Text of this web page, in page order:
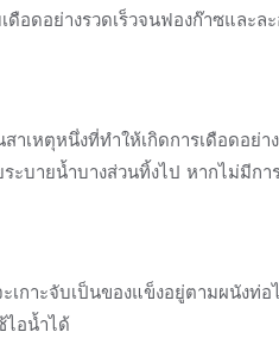
ดอย่างรวดเร็วจนฟองก๊าซและ
เหตุหนึ่งที่ทำให้เกิดการเดือดอย่
บายน้ำบางส่วนทิ้งไป หากไม่มีกา
กาะจับเป็นของแข็งอยู่ตามผนัง
ไอน้ำได้